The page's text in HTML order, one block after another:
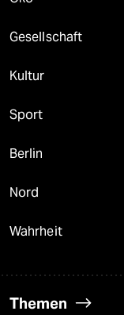
Gesellschaft
Kultur
Sport
Berlin
Nord
Wahrheit
Themen